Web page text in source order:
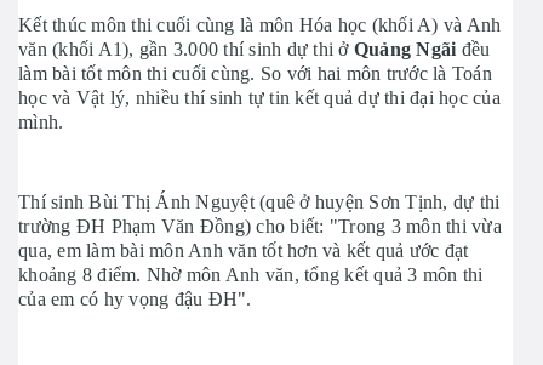
Kết thúc môn thi cuối cùng là môn Hóa học (khối A) và Anh
văn (khối A1), gần 3.000 thí sinh dự thi ở Quảng Ngãi đều
làm bài tốt môn thi cuối cùng. So với hai môn trước là Toán
học và Vật lý, nhiều thí sinh tự tin kết quả dự thi đại học của
mình.
Thí sinh Bùi Thị Ánh Nguyệt (quê ở huyện Sơn Tịnh, dự thi
trường ĐH Phạm Văn Đồng) cho biết: "Trong 3 môn thi vừa
qua, em làm bài môn Anh văn tốt hơn và kết quả ước đạt
khoảng 8 điểm. Nhờ môn Anh văn, tổng kết quả 3 môn thi
của em có hy vọng đậu ĐH".